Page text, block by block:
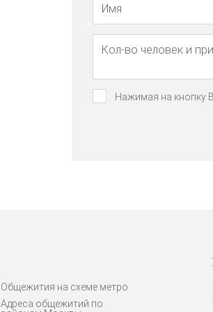
Нажимая на кнопку
Общежития на схеме метро
Адреса общежитий по